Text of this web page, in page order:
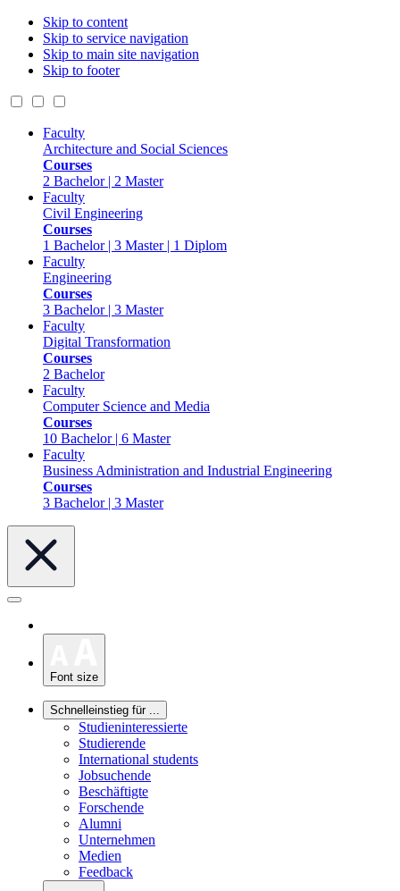
Skip to content
Skip to service navigation
Skip to main site navigation
Skip to footer
Faculty
Architecture and Social Sciences
Courses
2 Bachelor | 2 Master
Faculty
Civil Engineering
Courses
1 Bachelor | 3 Master | 1 Diplom
Faculty
Engineering
Courses
3 Bachelor | 3 Master
Faculty
Digital Transformation
Courses
2 Bachelor
Faculty
Computer Science and Media
Courses
10 Bachelor | 6 Master
Faculty
Business Administration and Industrial Engineering
Courses
3 Bachelor | 3 Master
Font size
Schnelleinstieg für ...
Studieninteressierte
Studierende
International students
Jobsuchende
Beschäftigte
Forschende
Alumni
Unternehmen
Medien
Feedback